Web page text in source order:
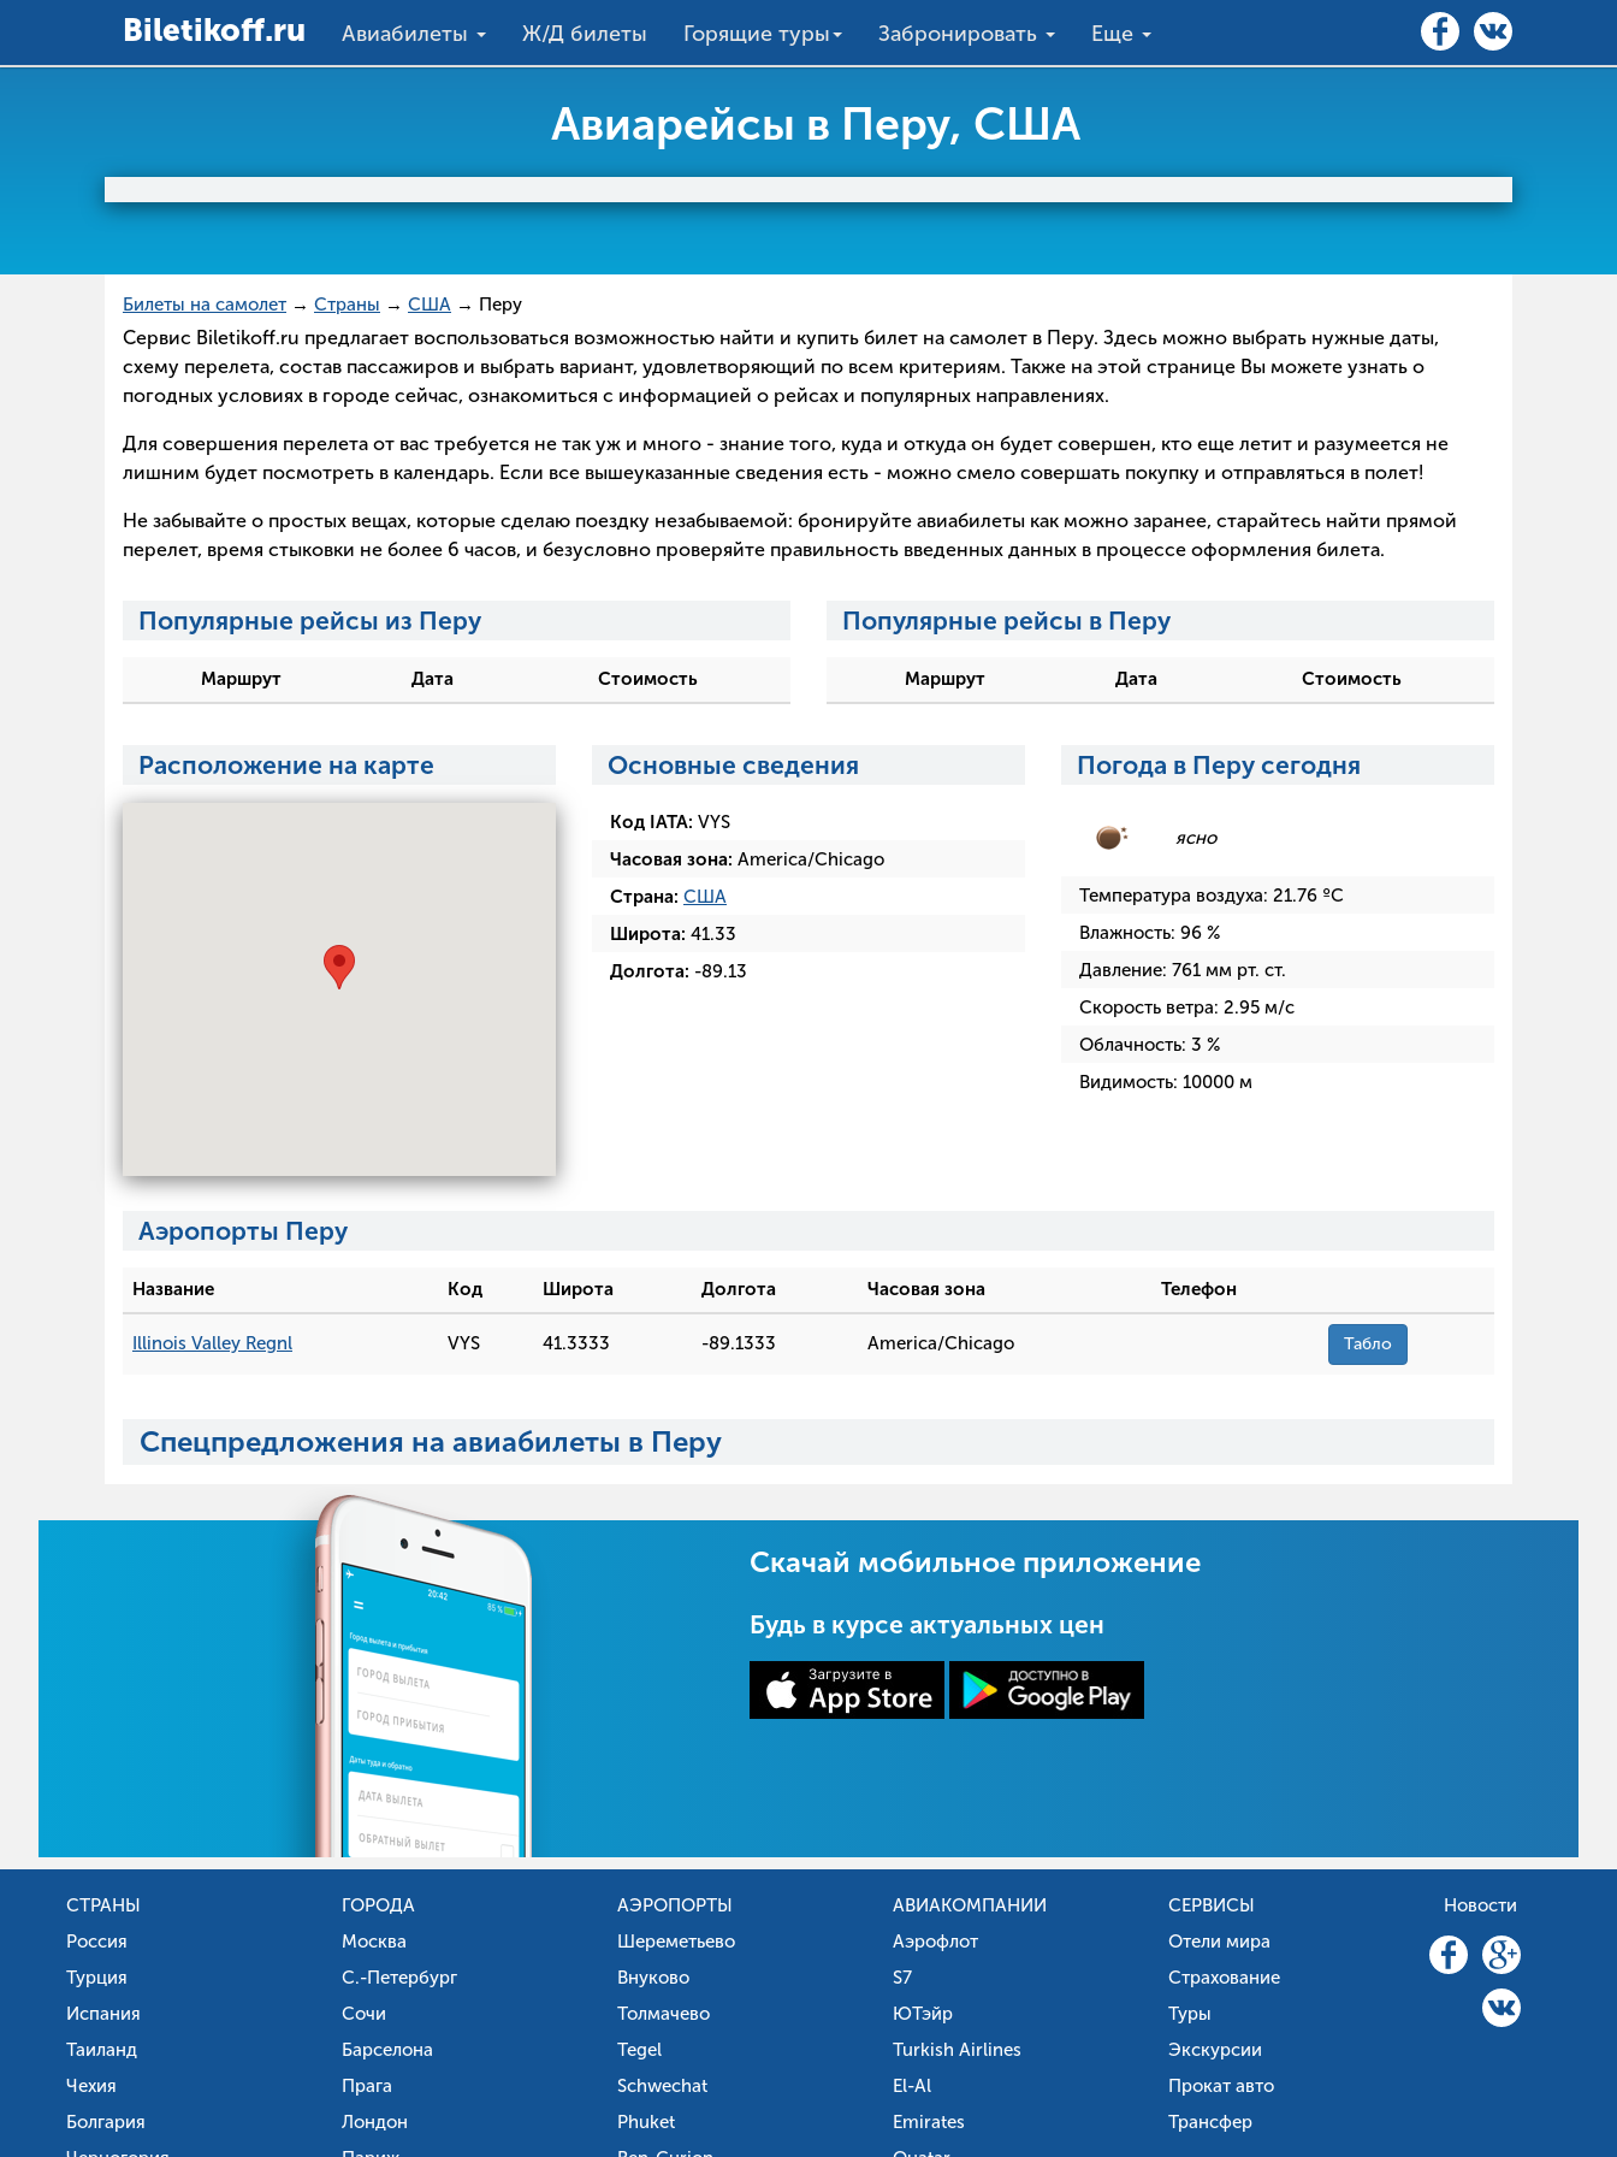
Вiletikoff.ru Авиабилеты Ж/Д билеты Горящие туры Забронировать Еще
Авиарейсы в Перу, США
Билеты на самолет → Страны → США → Перу
Сервис Biletikoff.ru предлагает воспользоваться возможностью найти и купить билет на самолет в Перу. Здесь можно выбрать нужные даты,
схему перелета, состав пассажиров и выбрать вариант, удовлетворяющий по всем критериям. Также на этой странице Вы можете узнать о
погодных условиях в городе сейчас, ознакомиться с информацией о рейсах и популярных направлениях.
Для совершения перелета от вас требуется не так уж и много - знание того, куда и откуда он будет совершен, кто еще летит и разумеется не
лишним будет посмотреть в календарь. Если все вышеуказанные сведения есть - можно смело совершать покупку и отправляться в полет!
Не забывайте о простых вещах, которые сделаю поездку незабываемой: бронируйте авиабилеты как можно заранее, старайтесь найти прямой
перелет, время стыковки не более 6 часов, и безусловно проверяйте правильность введенных данных в процессе оформления билета.
Популярные рейсы из Перу
Маршрут Дата Стоимость
Популярные рейсы в Перу
Маршрут Дата Стоимость
Расположение на карте Основные сведения
Код IATA: VYS
Часовая зона: America/Chicago
Страна: США
Широта: 41.33
Долгота: -89.13
Погода в Перу сегодня
ясно
Температура воздуха: 21.76 ºC
Влажность: 96 %
Давление: 761 мм рт. ст.
Скорость ветра: 2.95 м/с
Облачность: 3 %
Видимость: 10000 м
Аэропорты Перу
Название Код Широта Долгота Часовая зона Телефон
Illinois Valley Regnl VYS 41.3333 -89.1333 America/Chicago Табло
Спецпредложения на авиабилеты в Перу
Скачай мобильное приложение
Будь в курсе актуальных цен
СТРАНЫ
Россия
Турция
Испания
Таиланд
Чехия
Болгария
ГОРОДА
Москва
С.-Петербург
Сочи
Барселона
Прага
Лондон
АЭРОПОРТЫ
Шереметьево
Внуково
Толмачево
Tegel
Schwechat
Phuket
АВИАКОМПАНИИ
Аэрофлот
S7
ЮТэйр
Turkish Airlines
El-Al
Emirates
СЕРВИСЫ
Отели мира
Страхование
Туры
Экскурсии
Прокат авто
Трансфер
Новости